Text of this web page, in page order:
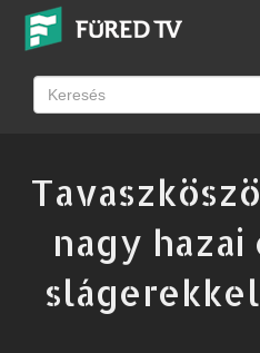
nagy